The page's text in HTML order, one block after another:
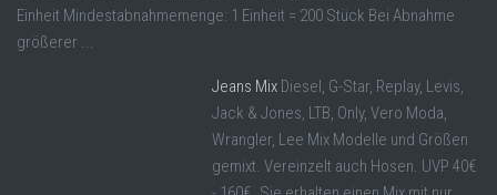
Einheit Mindestabnahmemenge: 1 Einheit = 200 Stück Bei Abnahme
größerer ...
Jeans Mix Diesel, G-Star, Replay, Levis,
Jack & Jones, LTB, Only, Vero Moda,
Wrangler, Lee Mix Modelle und Größen
gemixt. Vereinzelt auch Hosen. UVP 40€